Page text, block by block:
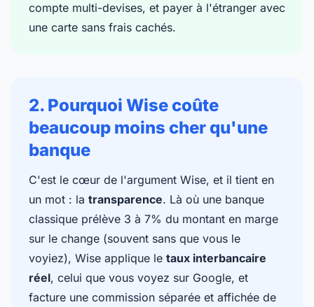
compte multi-devises, et payer à l'étranger avec
une carte sans frais cachés.
2. Pourquoi Wise coûte
beaucoup moins cher qu'une
banque
C'est le cœur de l'argument Wise, et il tient en
un mot : la transparence. Là où une banque
classique prélève 3 à 7% du montant en marge
sur le change (souvent sans que vous le
voyiez), Wise applique le taux interbancaire
réel, celui que vous voyez sur Google, et
facture une commission séparée et affichée de